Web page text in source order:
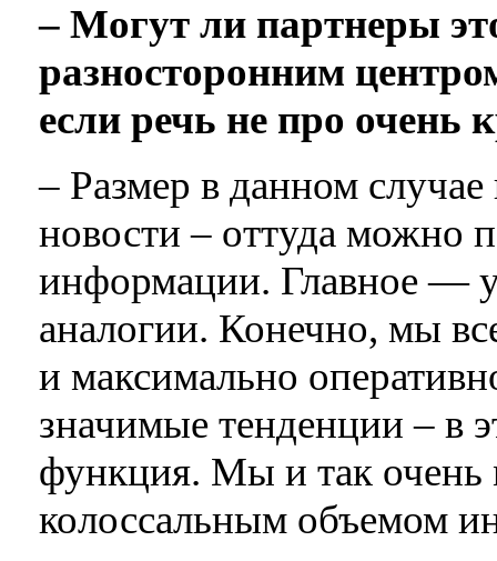
– Могут ли партнеры
разносторонним
если речь не про
– Размер в данном
новости – оттуда можно
информации. Главное —
аналогии. Конечно, мы
и максимально
значимые тенденции – в
функция. Мы и так очень
колоссальным объемом